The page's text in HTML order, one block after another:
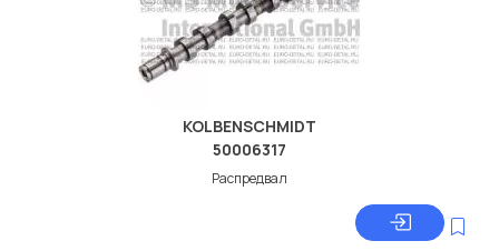
KOLBENSCHMIDT
50006317
Распредвал